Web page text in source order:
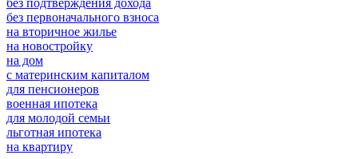
без первоначального взноса
на вторичное жилье
на новостройку
на дом
с материнским капиталом
для пенсионеров
военная ипотека
для молодой семьи
льготная ипотека
на квартиру